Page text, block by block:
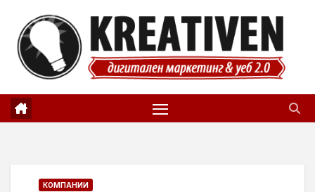
content
КОМПАНИИ